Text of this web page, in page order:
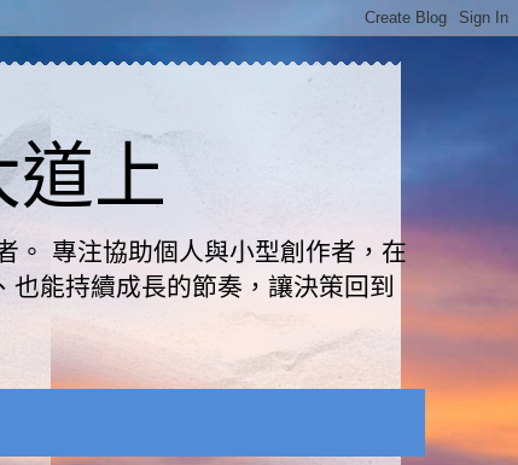
道上
。 專注協助個人與小型創作者，在
能持續成長的節奏，讓決策回到